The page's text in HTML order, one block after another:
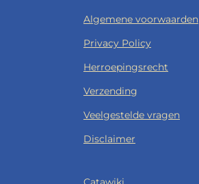
Algemene voorwaarden
Privacy Policy
Herroepingsrecht
Verzending
Veelgestelde vragen
Disclaimer